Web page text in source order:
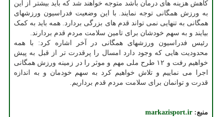
کاهش هزینه های درمان باشد متوجه خواهند شد که باید بیشتر از این
به ورزش همگانی توجه نمایند. با این وضعیت فدراسیون ورزشهای
همگانی به تنهایی نمی تواند قدم های بزرگی بردارد. همه باید به کمک
بیایند و به سهم خودشان برای تامین سلامت مردم قدم بردارند.
رئیس فدراسیون ورزشهای همگانی در آخر اشاره کرد: با همه
محدودیت هایی که وجود دارد امسال را پرقدرت تر از قبل به پیش
خواهیم رفت و ۱۲ طرح ملی مهم و موثر را در زمینه ورزش همگانی
اجرا می نماییم و تلاش خواهیم کرد به سهم خودمان و به اندازه
قدرت و توانمان برای سلامت مردم قدم برداریم.
منبع: markazisport.ir